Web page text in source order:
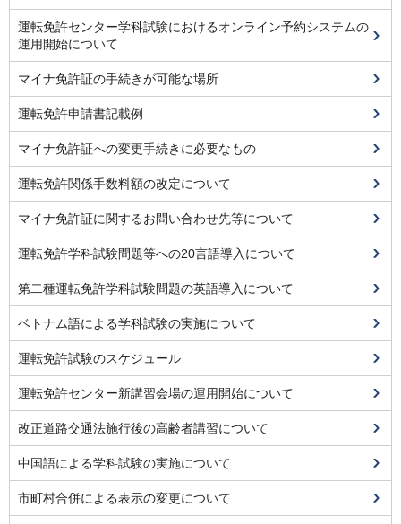
運転免許センター学科試験におけるオンライン予約システムの
運用開始について
マイナ免許証の手続きが可能な場所
運転免許申請書記載例
マイナ免許証への変更手続きに必要なもの
運転免許関係手数料額の改定について
マイナ免許証に関するお問い合わせ先等について
運転免許学科試験問題等への20言語導入について
第二種運転免許学科試験問題の英語導入について
ベトナム語による学科試験の実施について
運転免許試験のスケジュール
運転免許センター新講習会場の運用開始について
改正道路交通法施行後の高齢者講習について
中国語による学科試験の実施について
市町村合併による表示の変更について